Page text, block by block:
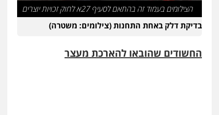
הצילומים בעמוד זה בהתאם לסעיף 27א לחוק זכויות יוצרים
בדיקת דלק באחת התחנות (צילומים: משטרה)
החשודים שהובאו להארכת מעצר